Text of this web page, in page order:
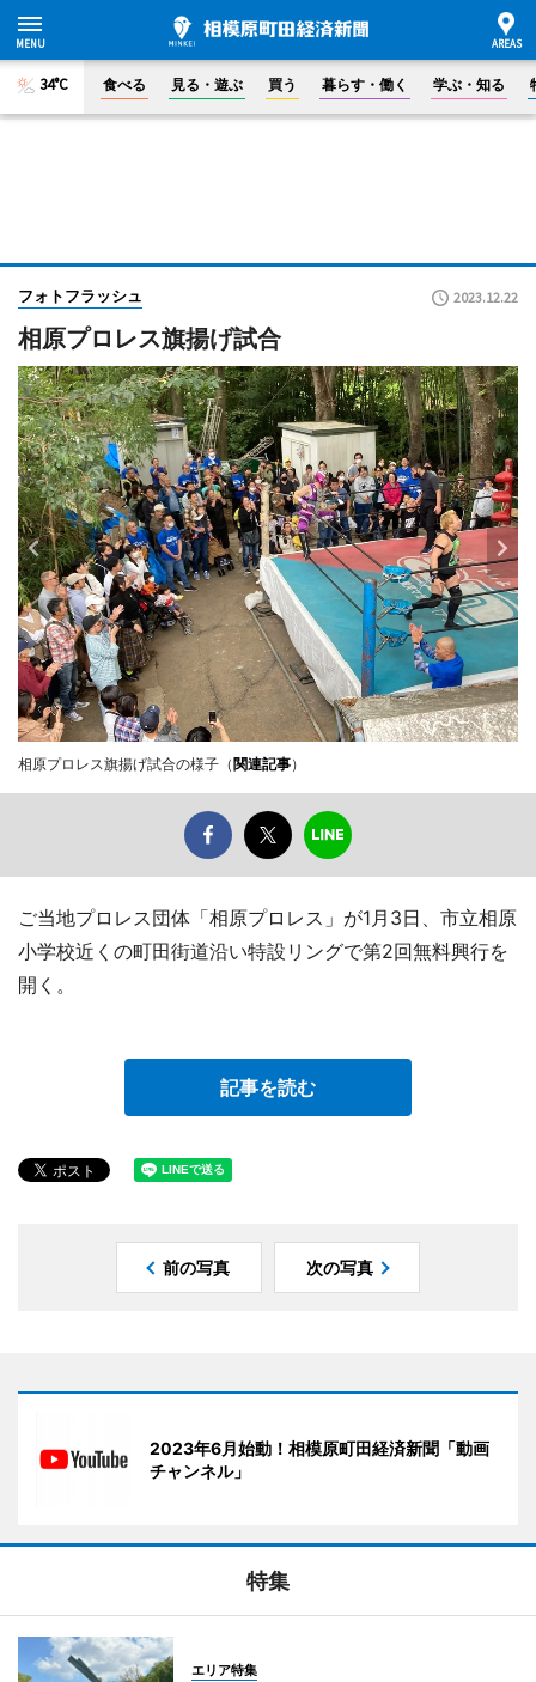
34°C 食べる 見る・遊ぶ 買う 暮らす・働く 学ぶ・知る
フォトフラッシュ 2023.12.22
相原プロレス旗揚げ試合
相原プロレス旗揚げ試合の様子（関連記事）
ご当地プロレス団体「相原プロレス」が1月3日、市立相原
小学校近くの町田街道沿い特設リングで第2回無料興行を
開く。
記事を読む
前の写真 次の写真
2023年6月始動！相模原町田経済新聞「動画
チャンネル」
特集
エリア特集